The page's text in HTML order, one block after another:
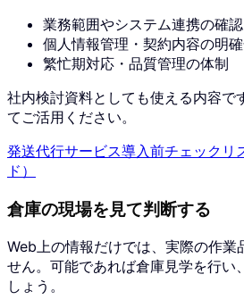
業務範囲やシステム連携の確認
個人情報管理・契約内容の明
繁忙期対応・品質管理の体制
社内検討資料としても使える内容で
てご活用ください。
発送代行サービス導入前チェックリ
ド）
倉庫の現場を見て判断する
Web上の情報だけでは、実際の作業
せん。可能であれば倉庫見学を行い
しょう。